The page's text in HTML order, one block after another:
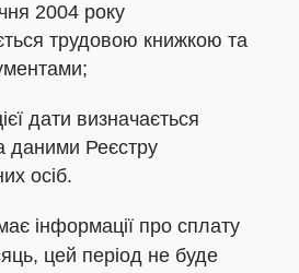
2004 року
трудовою книжкою та
дати визначається
даними Реєстру
осіб.
інформації про сплату
цей період не буде